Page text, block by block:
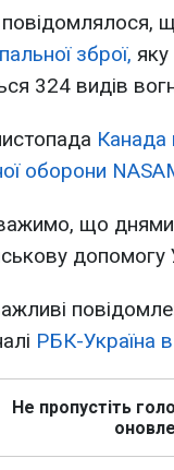
зброї,
324 видів
Канада
оборони
що днями
допомогу
РБК-Україна
Не пропустіть